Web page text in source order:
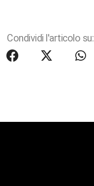
Condividi l'articolo su: